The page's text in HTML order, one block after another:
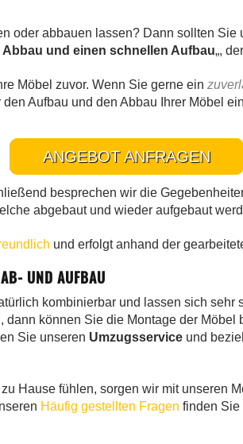
oder abbauen lassen? Dann sollten Sie
und einen schnellen Aufbau„,
Möbel zuvor. Wenn Sie gerne ein
Aufbau und den Abbau Ihrer Möbel
ANGEBOT ANFRAGEN
besprechen wir die
abgebaut und wieder aufgebaut
und erfolgt anhand der
UND AUFBAU
kombinierbar und lassen sich sehr
dann können Sie die Montage der Möbel
Sie unseren Umzugsservice und
Hause fühlen, sorgen wir mit unseren
Häufig gestellten Fragen finden Sie